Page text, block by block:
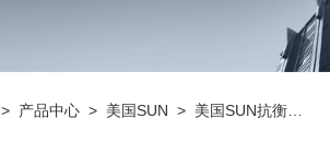
> 产品中心 > 美国SUN > 美国SUN抗衡阀